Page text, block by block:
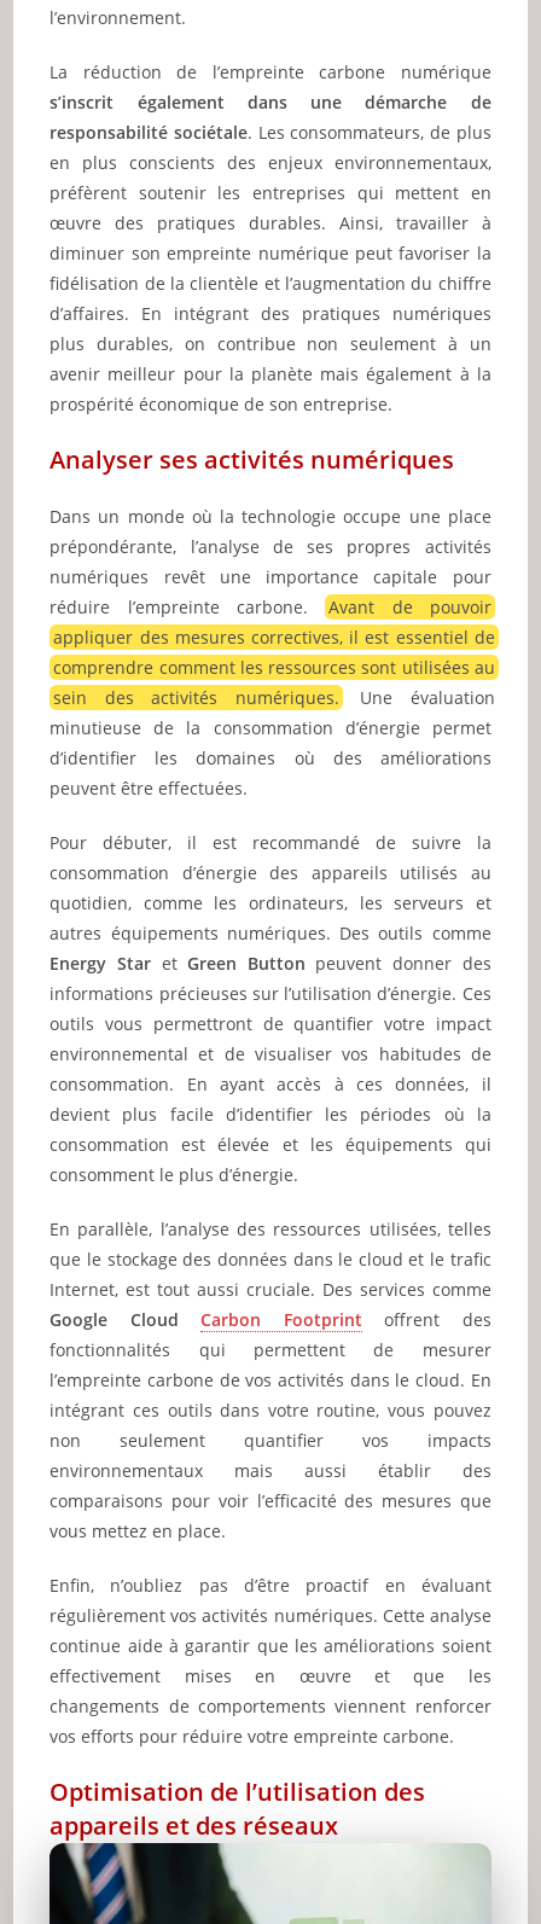
l’environnement.
La réduction de l’empreinte carbone numérique
s’inscrit également dans une démarche de
responsabilité sociétale. Les consommateurs, de plus
en plus conscients des enjeux environnementaux,
préfèrent soutenir les entreprises qui mettent en
œuvre des pratiques durables. Ainsi, travailler à
diminuer son empreinte numérique peut favoriser la
fidélisation de la clientèle et l’augmentation du chiffre
d’affaires. En intégrant des pratiques numériques
plus durables, on contribue non seulement à un
avenir meilleur pour la planète mais également à la
prospérité économique de son entreprise.
Analyser ses activités numériques
Dans un monde où la technologie occupe une place
prépondérante, l’analyse de ses propres activités
numériques revêt une importance capitale pour
réduire l’empreinte carbone.Avant de pouvoir
appliquer des mesures correctives, il est essentiel de
comprendre comment les ressources sont utilisées au
sein des activités numériques. Une évaluation
minutieuse de la consommation d’énergie permet
d’identifier les domaines où des améliorations
peuvent être effectuées.
Pour débuter, il est recommandé de suivre la
consommation d’énergie des appareils utilisés au
quotidien, comme les ordinateurs, les serveurs et
autres équipements numériques. Des outils comme
Energy StaretGreen Button peuvent donner des
informations précieuses sur l’utilisation d’énergie. Ces
outils vous permettront de quantifier votre impact
environnemental et de visualiser vos habitudes de
consommation. En ayant accès à ces données, il
devient plus facile d’identifier les périodes où la
consommation est élevée et les équipements qui
consomment le plus d’énergie.
En parallèle, l’analyse des ressources utilisées, telles
que le stockage des données dans le cloud et le trafic
Internet, est tout aussi cruciale. Des services comme
Google CloudCarbon Footprint offrent des
fonctionnalités qui permettent de mesurer
l’empreinte carbone de vos activités dans le cloud. En
intégrant ces outils dans votre routine, vous pouvez
non seulement quantifier vos impacts
environnementaux mais aussi établir des
comparaisons pour voir l’efficacité des mesures que
vous mettez en place.
Enfin, n’oubliez pas d’être proactif en évaluant
régulièrement vos activités numériques. Cette analyse
continue aide à garantir que les améliorations soient
effectivement mises en œuvre et que les
changements de comportements viennent renforcer
vos efforts pour réduire votre empreinte carbone.
Optimisation de l’utilisation des
appareils et des réseaux